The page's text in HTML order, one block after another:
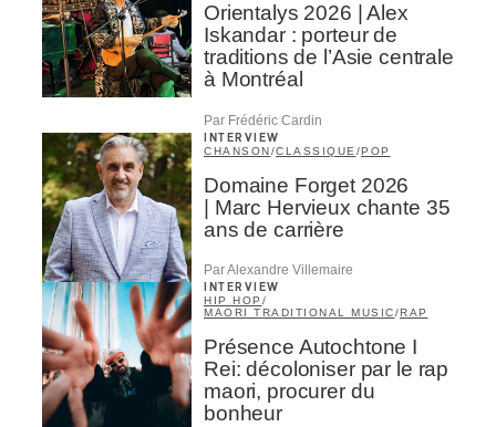
Orientalys 2026 | Alex
Iskandar : porteur de
traditions de l’Asie centrale
à Montréal
Par Frédéric Cardin
INTERVIEW
CHANSON/CLASSIQUE /POP
Domaine Forget 2026
| Marc Hervieux chante 35
ans de carrière
Par Alexandre Villemaire
INTERVIEW
HIP HOP /
MAORI TRADITIONAL MUSIC/RAP
Présence Autochtone I
Rei: décoloniser par le rap
maori, procurer du
bonheur